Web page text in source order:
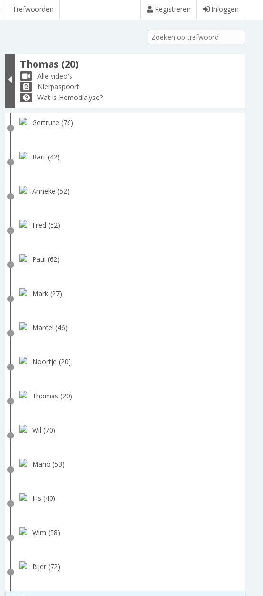
Trefwoorden Registreren Inloggen
Thomas (20)
Alle video's
Nierpaspoort
Wat is Hemodialyse?
Gertruce (76)
Bart (42)
Anneke (52)
Fred (52)
Paul (62)
Mark (27)
Marcel (46)
Noortje (20)
Thomas (20)
Wil (70)
Mario (53)
Iris (40)
Wim (58)
Rijer (72)